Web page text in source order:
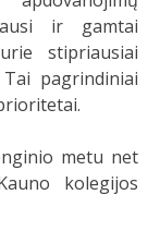
ir gamtai
stipriausiai
pagrindiniai
metu net
kolegijos